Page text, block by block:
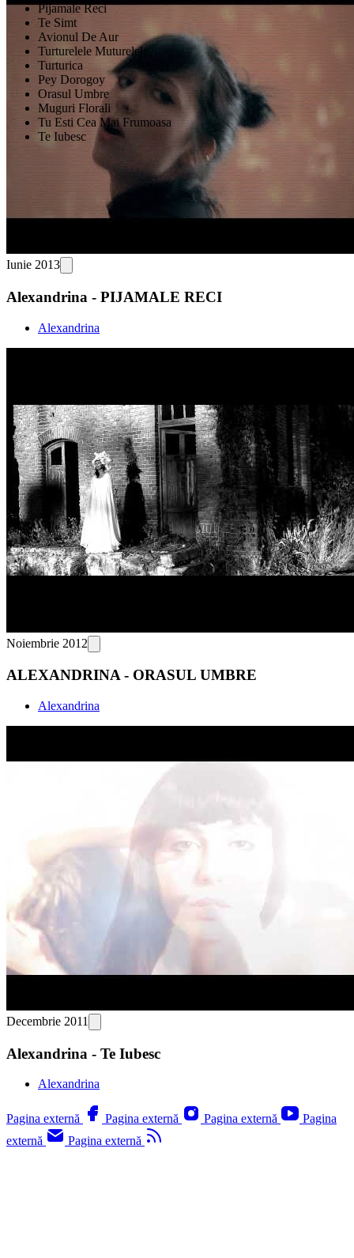
Pijamale Reci
Te Simt
Avionul De Aur
Turturelele Muturelele
Turturica
Pey Dorogoy
Orasul Umbre
Muguri Florali
Tu Esti Cea Mai Frumoasa
Te Iubesc
Iunie 2013
Alexandrina - PIJAMALE RECI
Alexandrina
Noiembrie 2012
ALEXANDRINA - ORASUL UMBRE
Alexandrina
Decembrie 2011
Alexandrina - Te Iubesc
Alexandrina
Pagina externă Pagina externă Pagina externă
Pagina
externă
Pagina externă